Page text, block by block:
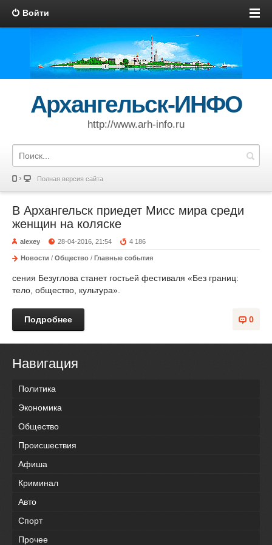
Войти
Архангельск-ИНФО
http://www.arh-info.ru
Полная версия сайта
В Архангельск приедет Мисс мира среди
женщин на коляске
alexey 28-04-2016, 21:54 4 186
Новости / Общество / Главные события
сения Безуглова станет гостьей фестиваля «Без границ:
тело, общество, культура».
0
Подробнее
Навигация
Политика
Экономика
Общество
Происшествия
Афиша
Криминал
Авто
Спорт
Прочее